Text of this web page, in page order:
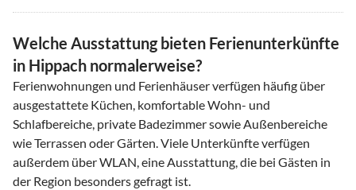
Welche Ausstattung bieten Ferienunterkünfte
in Hippach normalerweise?
Ferienwohnungen und Ferienhäuser verfügen häufig über
ausgestattete Küchen, komfortable Wohn- und
Schlafbereiche, private Badezimmer sowie Außenbereiche
wie Terrassen oder Gärten. Viele Unterkünfte verfügen
außerdem über WLAN, eine Ausstattung, die bei Gästen in
der Region besonders gefragt ist.